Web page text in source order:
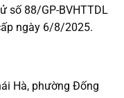
số 88/GP-BVHTTDL
ngày 6/8/2025.
Hà, phường Đống